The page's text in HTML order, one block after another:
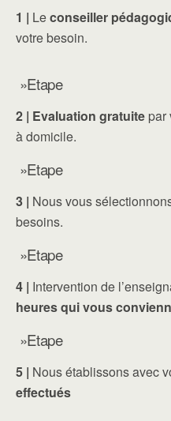
1 | Leconseiller
votre besoin.
»Etape
2 | Evaluation gratuite par
à domicile.
»Etape
3 | Nous vous
besoins.
»Etape
4 | Intervention de
heures qui vous
»Etape
5 | Nous établissons avec
effectués